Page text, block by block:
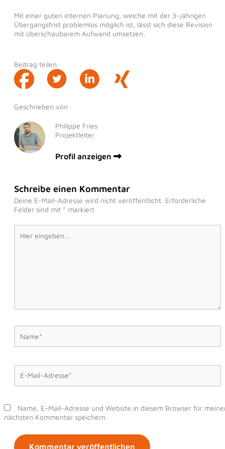
Mit einer guten internen Planung, welche mit der 3-jährigen
Übergangsfrist problemlos möglich ist, lässt sich diese Revision
mit überschaubarem Aufwand umsetzen.
Beitrag teilen
Geschrieben von
Philippe Fries
Projektleiter
Profil anzeigen
Schreibe einen Kommentar
Deine E-Mail-Adresse wird nicht veröffentlicht. Erforderliche
Felder sind mit * markiert
Hier
eingeben…
Name*
E-
Mail-
Adresse*
Name, E-Mail-Adresse und Website in diesem Browser für
nächsten Kommentar speichern.